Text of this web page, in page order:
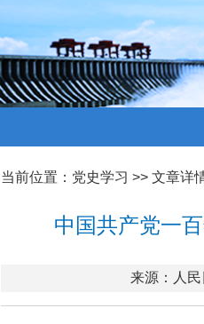
当前位置： 党史学习 >> 文章详
中国共产党一
来源：人民